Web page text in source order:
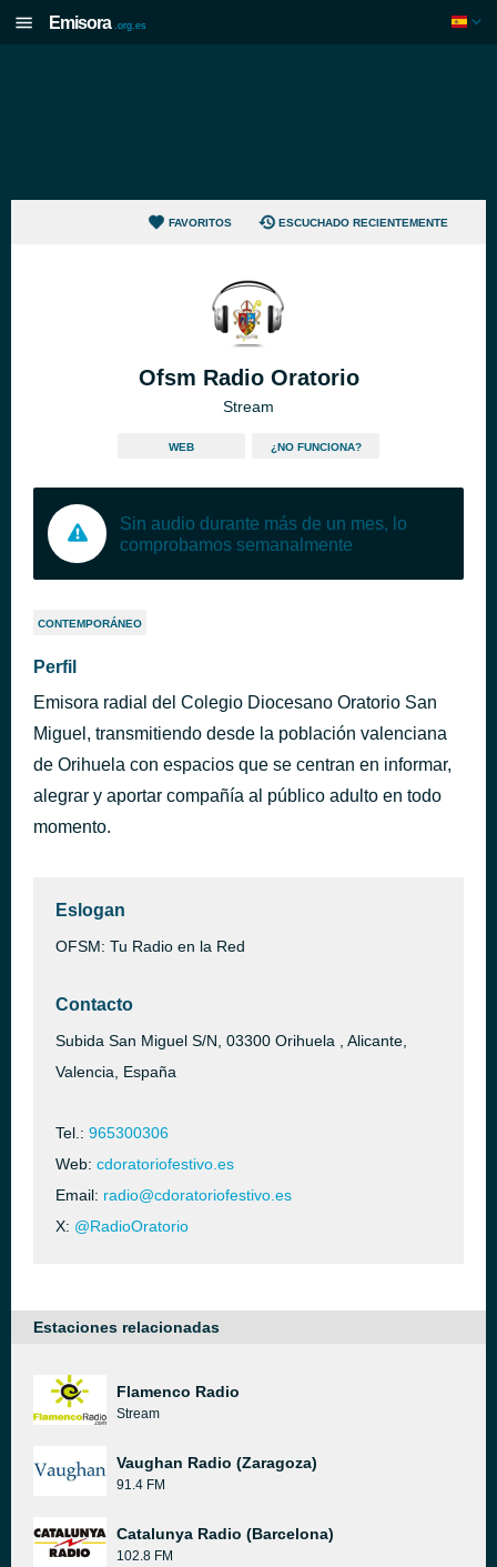
Emisora .org.es
FAVORITOS ESCUCHADO RECIENTEMENTE
Ofsm Radio Oratorio
Stream
WEB ¿NO FUNCIONA?
Sin audio durante más de un mes, lo
comprobamos semanalmente
CONTEMPORÁNEO
Perfil
Emisora radial del Colegio Diocesano Oratorio San
Miguel, transmitiendo desde la población valenciana
de Orihuela con espacios que se centran en informar,
alegrar y aportar compañía al público adulto en todo
momento.
Eslogan
OFSM: Tu Radio en la Red
Contacto
Subida San Miguel S/N, 03300 Orihuela , Alicante,
Valencia, España
Tel.: 965300306
Web: cdoratoriofestivo.es
Email: radio@cdoratoriofestivo.es
X: @RadioOratorio
Estaciones relacionadas
Flamenco Radio
Stream
Vaughan Radio (Zaragoza)
91.4 FM
Catalunya Radio (Barcelona)
102.8 FM